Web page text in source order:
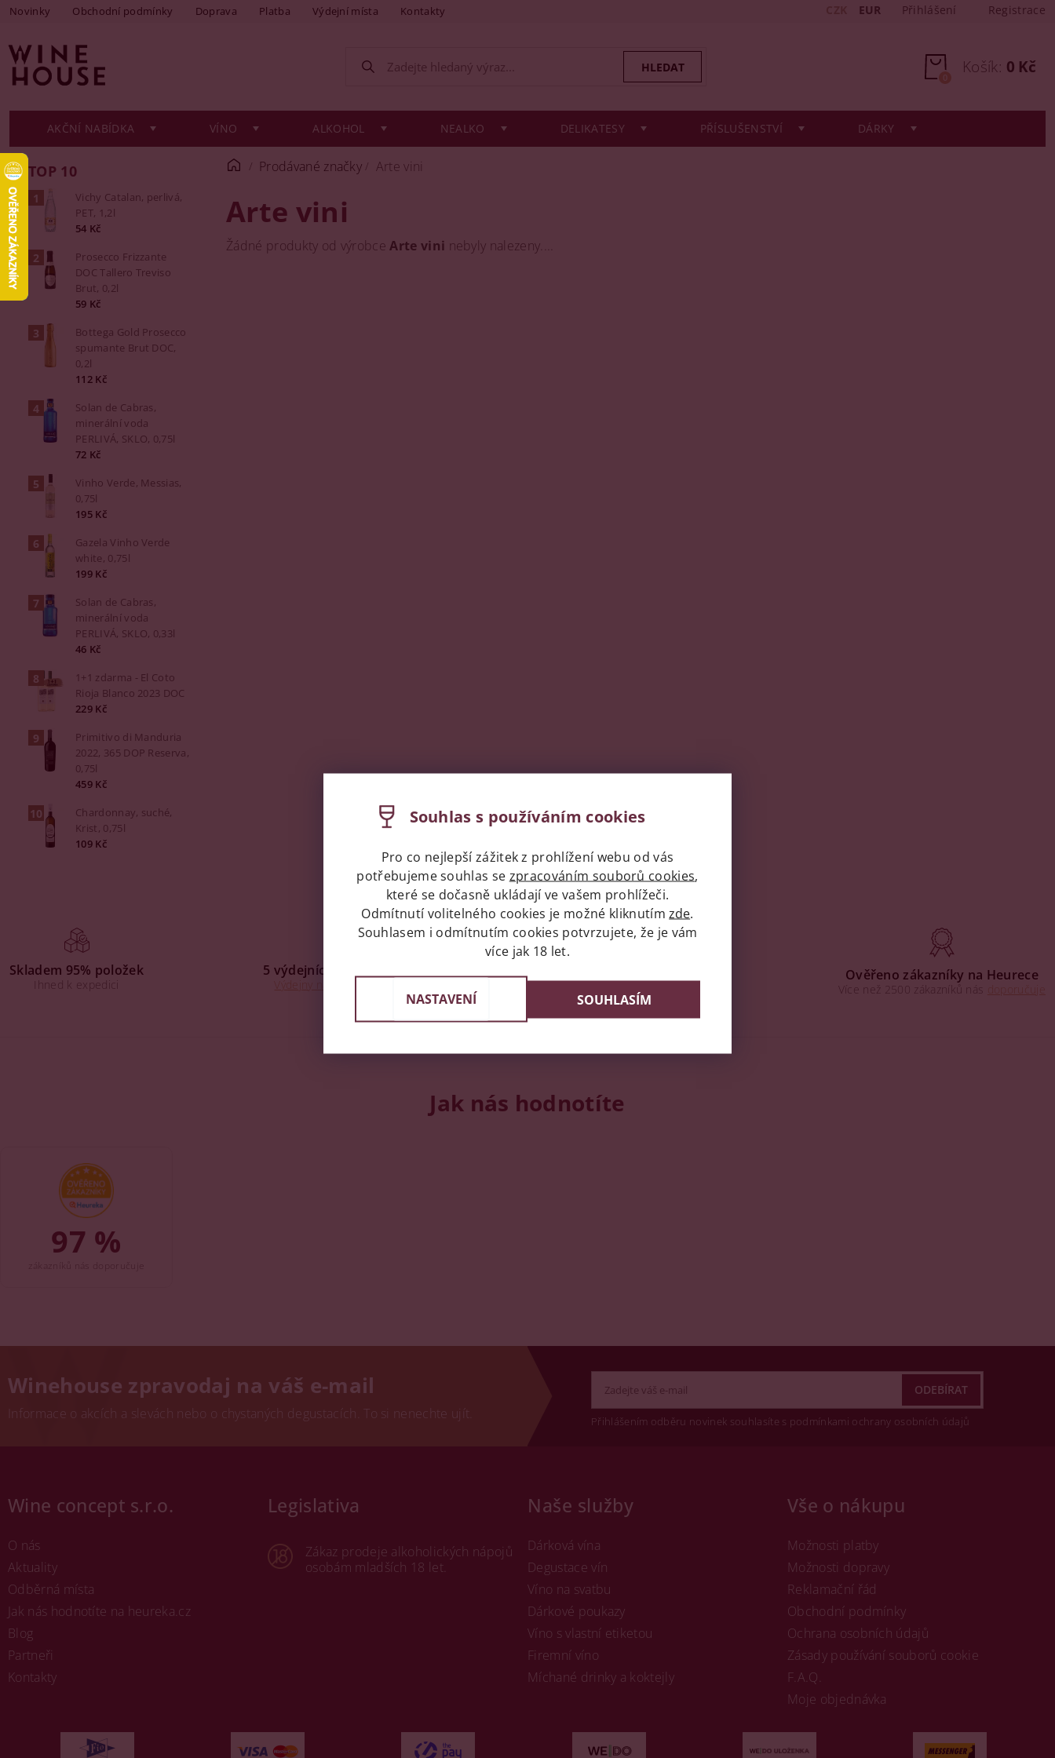
Novinky Obchodní podmínky Doprava Platba Výdejní místa Kontakty EUR Přihlášení Registrace
Košík: 0 Kč
0
AKČNÍ NABÍDKA VÍNO ALKOHOL NEALKO DELIKATESY PŘÍSLUŠENSTVÍ DÁRKY
TOP 10
Vichy Catalan, perlivá,
PET, 1,2l
54 Kč
Prosecco Frizzante
DOC Tallero Treviso
Brut, 0,2l
59 Kč
Bottega Gold Prosecco
spumante Brut DOC,
0,2l
112 Kč
Solan de Cabras,
minerální voda
PERLIVÁ, SKLO, 0,75l
72 Kč
Vinho Verde, Messias,
0,75l
195 Kč
Gazela Vinho Verde
white, 0,75l
199 Kč
Solan de Cabras,
minerální voda
PERLIVÁ, SKLO, 0,33l
46 Kč
1+1 zdarma - El Coto
Rioja Blanco 2023 DOC
229 Kč
Primitivo di Manduria
2022, 365 DOP Reserva,
0,75l
459 Kč
Chardonnay, suché,
Krist, 0,75l
109 Kč
Prodávané značky Arte vini
Arte vini
Žádné produkty od výrobceArte vini nebyly nalezeny....
Skladem 95% položek
Ihned k expedici
5 výdejních míst v Praze
Do 24 hodin u vás doma Ověřeno zákazníky na Heurece
Více než 2500 zákazníků nás
Jak nás hodnotíte
97 %
Winehouse zpravodaj na váš e-mail
Informace o akcích a slevách nebo o chystaných degustacích. To si nenechte ujít. Přihlášením odběru novinek souhlasíte s podmínkami ochrany osobních údajů
Wine concept s.r.o.
O nás
Aktuality
Odběrná místa
Jak nás hodnotíte na heureka.cz
Blog
Partneři
Kontakty
Legislativa
Zákaz prodeje alkoholických nápojů
osobám mladších 18 let.
Naše služby
Dárková vína
Degustace vín
Víno na svatbu
Dárkové poukazy
Víno s vlastní etiketou
Firemní víno
Míchané drinky a koktejly
Vše o nákupu
Možnosti platby
Možnosti dopravy
Reklamační řád
Obchodní podmínky
Ochrana osobních údajů
Zásady používání souborů cookie
F.A.Q.
Moje objednávka
Souhlas s používáním cookies
Pro co nejlepší zážitek z prohlížení webu od vás
potřebujeme souhlas se zpracováním souborů cookies,
které se dočasně ukládají ve vašem prohlížeči.
Odmítnutí volitelného cookies je možné kliknutímzde.
Souhlasem i odmítnutím cookies potvrzujete, že je vám
více jak 18 let.
NASTAVENÍ SOUHLASÍM